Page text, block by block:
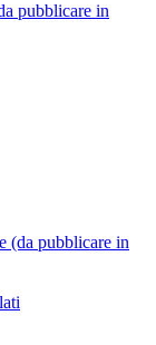
pubblicare in
(da pubblicare in